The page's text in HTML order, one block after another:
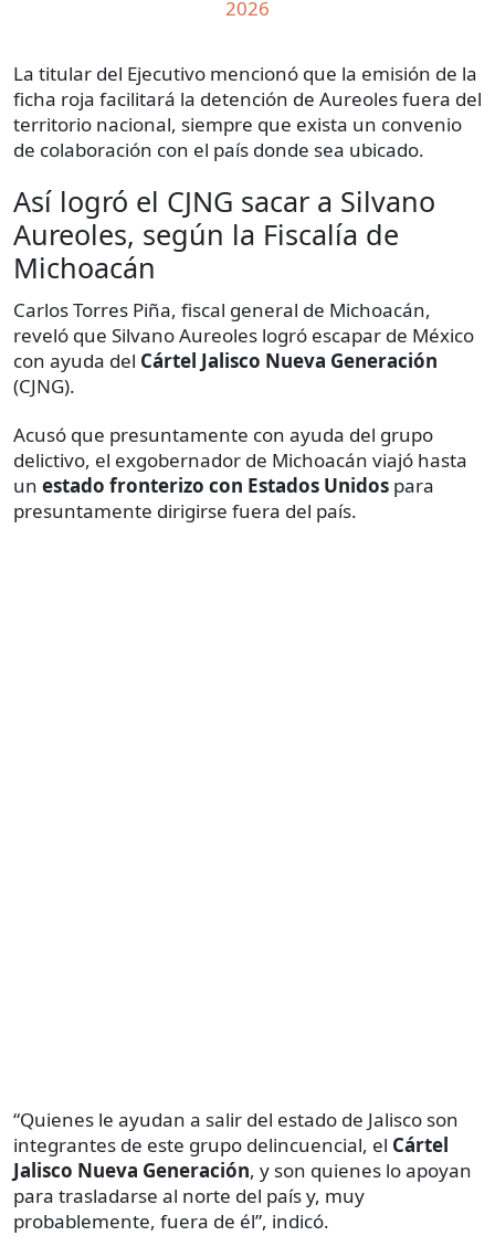
2026
La titular del Ejecutivo mencionó que la emisión de la
ficha roja facilitará la detención de Aureoles fuera del
territorio nacional, siempre que exista un convenio
de colaboración con el país donde sea ubicado.
Así logró el CJNG sacar a Silvano
Aureoles, según la Fiscalía de
Michoacán
Carlos Torres Piña, fiscal general de Michoacán,
reveló que Silvano Aureoles logró escapar de México
con ayuda del Cártel Jalisco Nueva Generación
(CJNG).
Acusó que presuntamente con ayuda del grupo
delictivo, el exgobernador de Michoacán viajó hasta
un estado fronterizo con Estados Unidos para
presuntamente dirigirse fuera del país.
“Quienes le ayudan a salir del estado de Jalisco son
integrantes de este grupo delincuencial, el Cártel
Jalisco Nueva Generación, y son quienes lo apoyan
para trasladarse al norte del país y, muy
probablemente, fuera de él”, indicó.